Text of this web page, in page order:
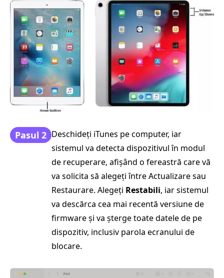
Pasul 2 Deschideți iTunes pe computer, iar
sistemul va detecta dispozitivul în modul
de recuperare, afișând o fereastră care vă
va solicita să alegeți între Actualizare sau
Restaurare. Alegeți Restabili, iar sistemul
va descărca cea mai recentă versiune de
firmware și va șterge toate datele de pe
dispozitiv, inclusiv parola ecranului de
blocare.